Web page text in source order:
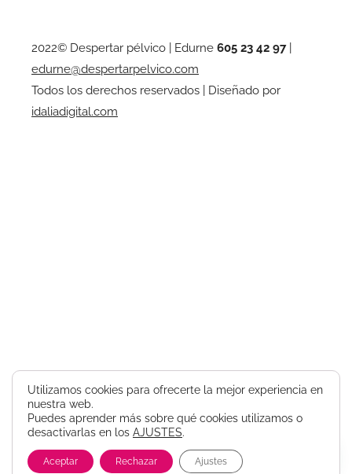
2022© Despertar pélvico | Edurne 605 23 42 97|
edurne@despertarpelvico.com
Todos los derechos reservados | Diseñado por
idaliadigital.com
Utilizamos cookies para ofrecerte la mejor experiencia en
nuestra web.
Puedes aprender más sobre qué cookies utilizamos o
desactivarlas en los AJUSTES.
Aceptar Rechazar Ajustes